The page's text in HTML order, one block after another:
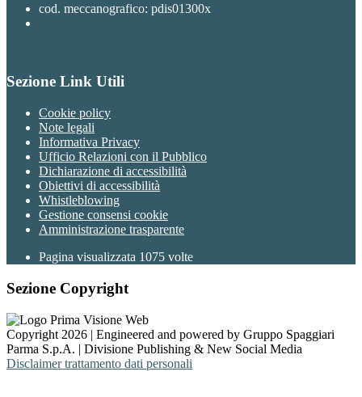
cod. meccanografico: pdis01300x
Sezione Link Utili
Cookie policy
Note legali
Informativa Privacy
Ufficio Relazioni con il Pubblico
Dichiarazione di accessibilità
Obiettivi di accessibilità
Whistleblowing
Gestione consensi cookie
Amministrazione trasparente
Pagina visualizzata 1075 volte
Sezione Copyright
Copyright 2026 | Engineered and powered by Gruppo Spaggiari
Parma S.p.A. | Divisione Publishing & New Social Media
Disclaimer trattamento dati personali